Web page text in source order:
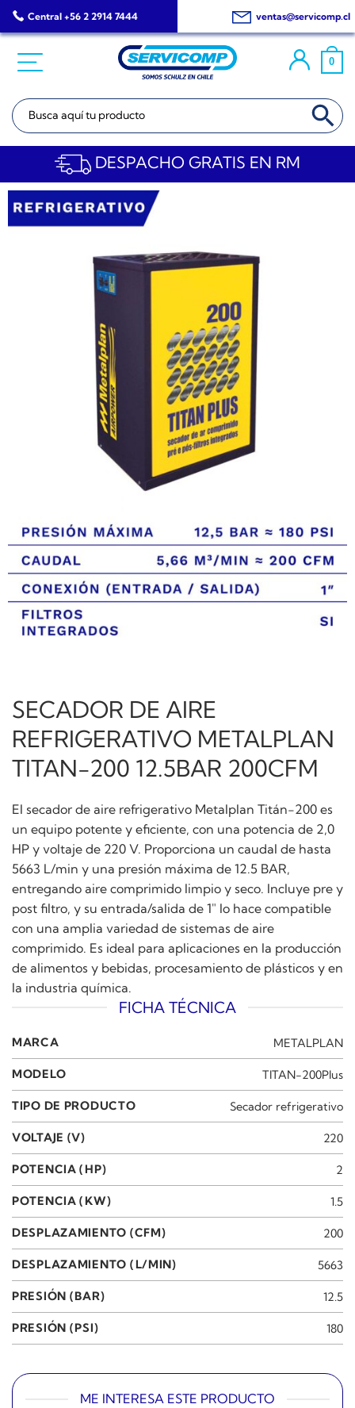
Saltar
al
Central +56 2 2914 7444 ventas@servicomp.cl
0
Buscar: BOTÓN DE
DESPACHO GRATIS EN RM
SECADOR DE AIRE
REFRIGERATIVO METALPLAN
TITAN-200 12.5BAR 200CFM
El secador de aire refrigerativo Metalplan Titán-200 es
un equipo potente y eficiente, con una potencia de 2,0
HP y voltaje de 220 V. Proporciona un caudal de hasta
5663 L/min y una presión máxima de 12.5 BAR,
entregando aire comprimido limpio y seco. Incluye pre y
post filtro, y su entrada/salida de 1″ lo hace compatible
con una amplia variedad de sistemas de aire
comprimido. Es ideal para aplicaciones en la producción
de alimentos y bebidas, procesamiento de plásticos y en
la industria química.
FICHA TÉCNICA
MARCA METALPLAN
MODELO TITAN-200Plus
TIPO DE PRODUCTO Secador refrigerativo
VOLTAJE (V) 220
POTENCIA (HP) 2
POTENCIA (KW) 1.5
DESPLAZAMIENTO (CFM) 200
DESPLAZAMIENTO (L/MIN) 5663
PRESIÓN (BAR) 12.5
PRESIÓN (PSI) 180
ME INTERESA ESTE PRODUCTO